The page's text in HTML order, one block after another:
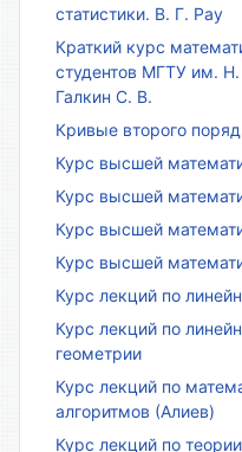
статистики. В. Г. Рау
Краткий курс
студентов МГТУ им.
Галкин С. В.
Кривые второго
Курс высшей
Курс высшей
Курс высшей
Курс высшей
Курс лекций по
Курс лекций по
геометрии
Курс лекций по
алгоритмов (Алиев)
Курс лекций по